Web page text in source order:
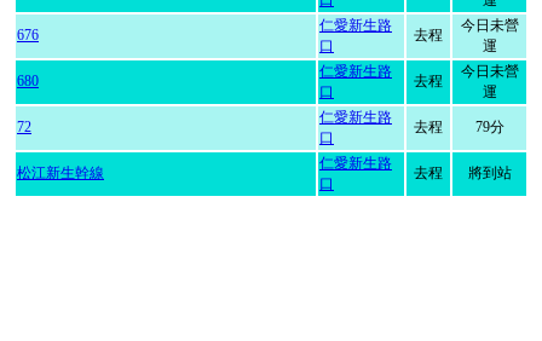
676
仁愛新生路
口
去程
今日未營
運
680
仁愛新生路
口
去程
今日未營
運
72
仁愛新生路
口
去程 79分
松江新生幹線
仁愛新生路
口
去程 將到站